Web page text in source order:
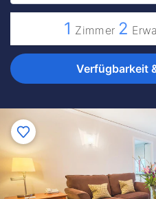
1 Zimmer 2
Verfügbarkeit